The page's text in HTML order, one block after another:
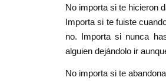
No importa si te hicieron
Importa si te fuiste
no. Importa si nunca
alguien dejándolo ir
No importa si te